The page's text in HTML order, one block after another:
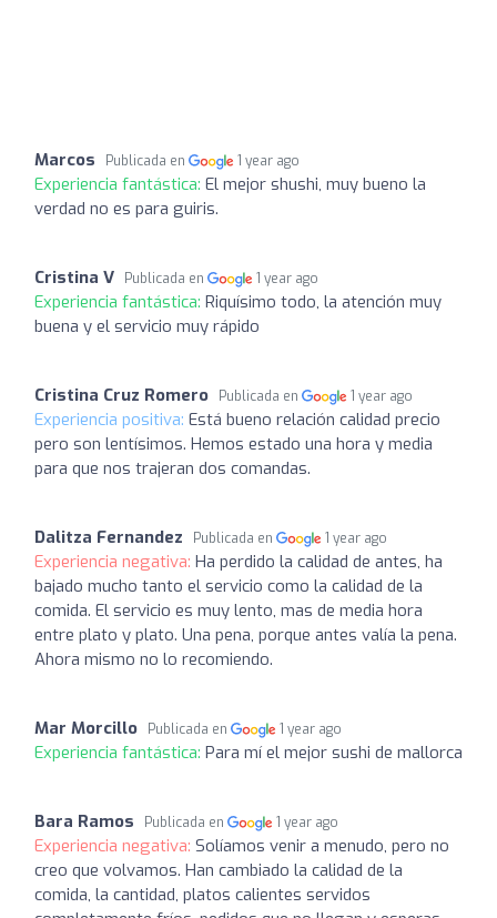
Marcos Publicada en 1 year ago
Experiencia fantástica: El mejor shushi, muy bueno la
verdad no es para guiris.
Cristina V Publicada en 1 year ago
Experiencia fantástica: Riquísimo todo, la atención muy
buena y el servicio muy rápido
Cristina Cruz Romero Publicada en 1 year ago
Experiencia positiva: Está bueno relación calidad precio
pero son lentísimos. Hemos estado una hora y media
para que nos trajeran dos comandas.
Dalitza Fernandez Publicada en 1 year ago
Experiencia negativa: Ha perdido la calidad de antes, ha
bajado mucho tanto el servicio como la calidad de la
comida. El servicio es muy lento, mas de media hora
entre plato y plato. Una pena, porque antes valía la pena.
Ahora mismo no lo recomiendo.
Mar Morcillo Publicada en 1 year ago
Experiencia fantástica: Para mí el mejor sushi de mallorca
Bara Ramos Publicada en 1 year ago
Experiencia negativa: Solíamos venir a menudo, pero no
creo que volvamos. Han cambiado la calidad de la
comida, la cantidad, platos calientes servidos